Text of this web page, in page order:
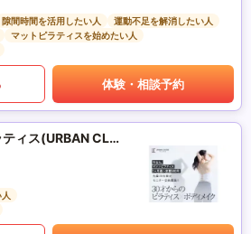
隙間時間を活用したい人
運動不足を解消したい人
マットピラティスを始めたい人
体験・相談予約
アーバンクラシックピラティス(URBAN CLASSIC PILATES)